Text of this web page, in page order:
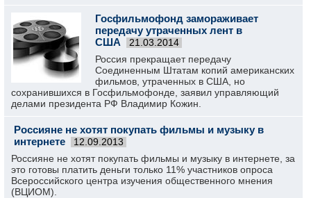
Госфильмофонд замораживает
передачу утраченных лент в
США
21.03.2014
Россия прекращает передачу
Соединенным Штатам копий американских
фильмов, утраченных в США, но
сохранившихся в Госфильмофонде, заявил управляющий
делами президента РФ Владимир Кожин.
Россияне не хотят покупать фильмы и музыку в
интернете
12.09.2013
Россияне не хотят покупать фильмы и музыку в интернете, за
это готовы платить деньги только 11% участников опроса
Всероссийского центра изучения общественного мнения
(ВЦИОМ).